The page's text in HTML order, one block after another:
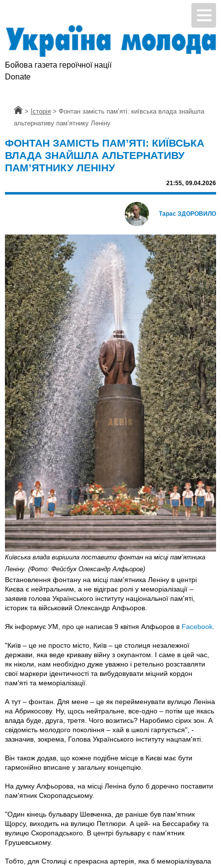
Бойова газета героїчної нації
Donate
Головна
> Історія > Фонтан замість пам’яті: київська влада знайшла
альтернативу пам’ятнику Леніну
ФОНТАН ЗАМІСТЬ ПАМ’ЯТІ: КИЇВСЬКА
ВЛАДА ЗНАЙШЛА АЛЬТЕРНАТИВУ
ПАМ’ЯТНИКУ ЛЕНІНУ
21:55, 09.04.2026
Тарас ЗДОРОВИЛО
Київська влада вирішила поставити фонтан на місці пам’ятника
Леніну. (Фото: Фейсбук Олександр Алфьоров)
Встановлення фонтану на місці пам'ятника Леніну в центрі
Києва є нейтральним, а не відіграє ролі у меморіалізації –
заявив голова Українського інституту національної пам'яті,
історик та військовий Олександр Алфьоров.
Як інформує УМ, про це написав 9 квітня Алфьоров в Facebook.
"Київ – це не просто місто, Київ – це столиця незалежної
держави, яка веде криваву війну з окупантом. І саме в цей час,
як ніколи, нам необхідно дуже уважно і ретельно розставляти
свої маркери ідентичності та вибудовувати міцний кордон
пам'яті та меморіалізації.
А тут – фонтан. Для мене – це як перейменувати вулицю Леніна
на Абрикосову. Ну, щось нейтральне, все-одно – потім ще якась
влада буде, друга, третя. Чого возитись? Наробимо сірих зон. А
свідомість молодого покоління – хай в школі гартується", -
зазначив, зокрема, Голова Українського інституту нацпам'яті.
Він також додав, що кожне подібне місце в Києві має бути
гармонійно вписане у загальну концепцію.
На думку Алфьорова, на місці Леніна було б доречно поставити
пам'ятник Скоропадському.
"Один кінець бульвару Шевченка, де раніше був пам'ятник
Щорсу, виходить на вулицю Петлюри. А цей- на Бессарабку та
вулицю Скоропадського. В центрі бульвару є пам'ятник
Грушевському.
Тобто, для Столиці є прекрасна артерія, яка б меморіалізувала